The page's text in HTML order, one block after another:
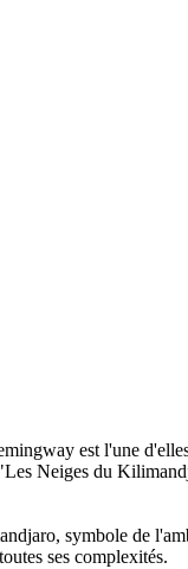
est l'une
Neiges du
symbole de
ses complexités.